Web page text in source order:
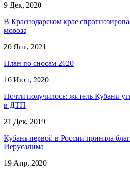
9 Дек, 2020
В Краснодарском крае
мороза
20 Янв, 2021
План по сносам 2020
16 Июн, 2020
Почти получилось: житель Кубани
в ДТП
21 Дек, 2019
Кубань первой в России приняла
Иерусалима
19 Апр, 2020